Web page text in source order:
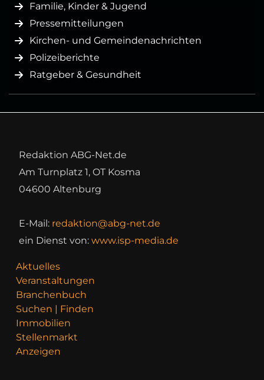
Familie, Kinder & Jugend
Pressemitteilungen
Kirchen- und Gemeindenachrichten
Polizeiberichte
Ratgeber & Gesundheit
Redaktion ABG-Net.de
Am Turnplatz 1, OT Kosma
04600 Altenburg
E-Mail: redaktion@abg-net.de
ein Dienst von: www.isp-media.de
Aktuelles
Veranstaltungen
Branchenbuch
Suchen | Finden
Immobilien
Stellenmarkt
Anzeigen